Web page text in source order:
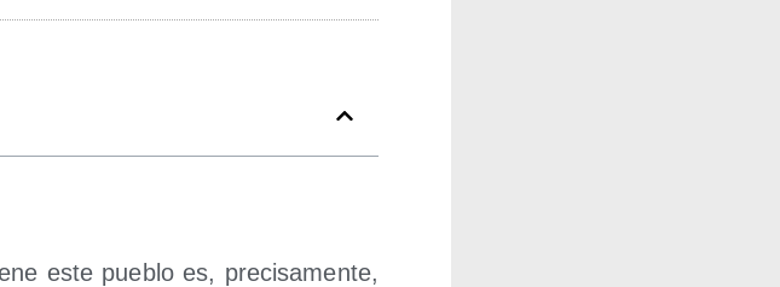
este pue­blo es, pre­ci­sa­men­te,